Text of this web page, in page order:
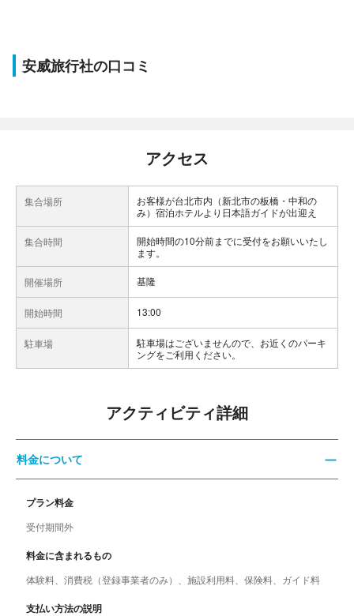
安威旅行社の口コミ
アクセス
集合場所
お客様が台北市内（新北市の板橋・中和の
み）宿泊ホテルより日本語ガイドが出迎え
集合時間
開始時間の10分前までに受付をお願いいたし
ます。
開催場所 基隆
開始時間 13:00
駐車場
駐車場はございませんので、お近くのパーキ
ングをご利用ください。
アクティビティ詳細
料金について
プラン料金
受付期間外
料金に含まれるもの
体験料、消費税（登録事業者のみ）、施設利用料、保険料、ガイド料
支払い方法の説明